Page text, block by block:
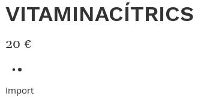
VITAMINACÍTRICS
20 €
Import